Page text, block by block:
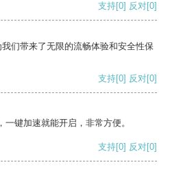
支持[0] 反对[0]
们带来了无限的流畅体验和安全性保
支持[0] 反对[0]
键加速就能开启，非常方便。
支持[0] 反对[0]